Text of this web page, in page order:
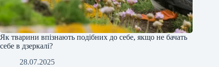
Як тварини впізнають подібних до себе, якщо не бачать
себе в дзеркалі?
28.07.2025